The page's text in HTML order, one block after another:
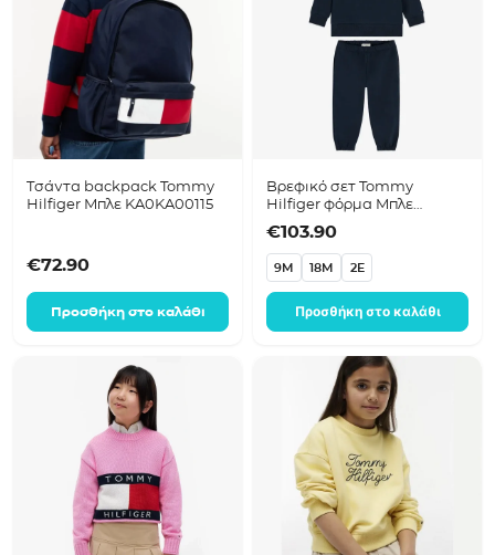
Τσάντα backpack Tommy
Hilfiger Μπλε KA0KA00115
€72.90
Προσθήκη στο καλάθι
Βρεφικό σετ Tommy
Hilfiger φόρμα Μπλε
€103.90
9M 18M 2E
Προσθήκη στο καλάθι